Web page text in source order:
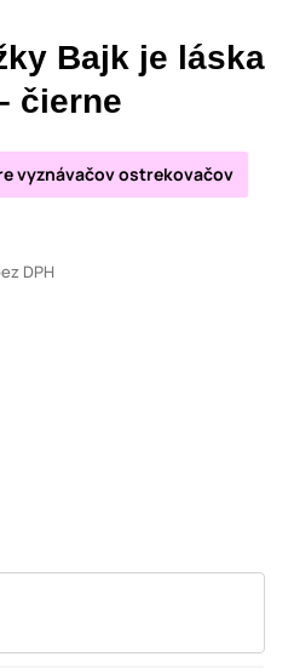
Bajk je láska
čierne
DPH
vyznávačov ostrekovačov